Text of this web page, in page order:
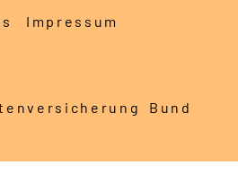
Impressum
Bund